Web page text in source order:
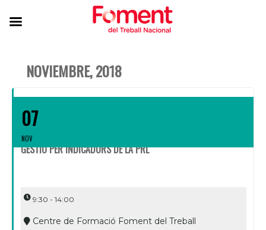
NOVIEMBRE, 2018
07
NOV
GESTIÓ PER INDICADORS DE LA PRL
9:30 - 14:00
Centre de Formació Foment del Treball